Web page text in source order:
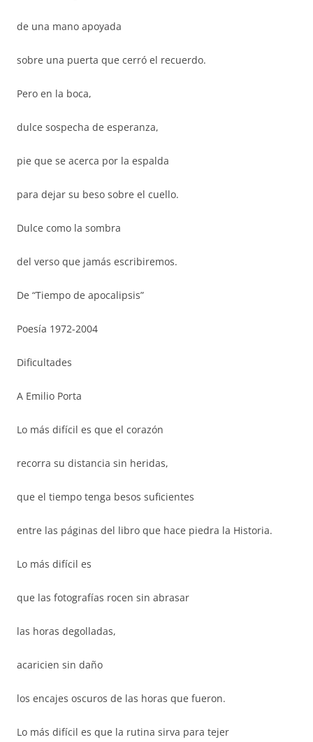
de una mano apoyada
sobre una puerta que cerró el recuerdo.
Pero en la boca,
dulce sospecha de esperanza,
pie que se acerca por la espalda
para dejar su beso sobre el cuello.
Dulce como la sombra
del verso que jamás escribiremos.
De “Tiempo de apocalipsis”
Poesía 1972-2004
Dificultades
A Emilio Porta
Lo más difícil es que el corazón
recorra su distancia sin heridas,
que el tiempo tenga besos suficientes
entre las páginas del libro que hace piedra la Historia.
Lo más difícil es
que las fotografías rocen sin abrasar
las horas degolladas,
acaricien sin daño
los encajes oscuros de las horas que fueron.
Lo más difícil es que la rutina sirva para tejer